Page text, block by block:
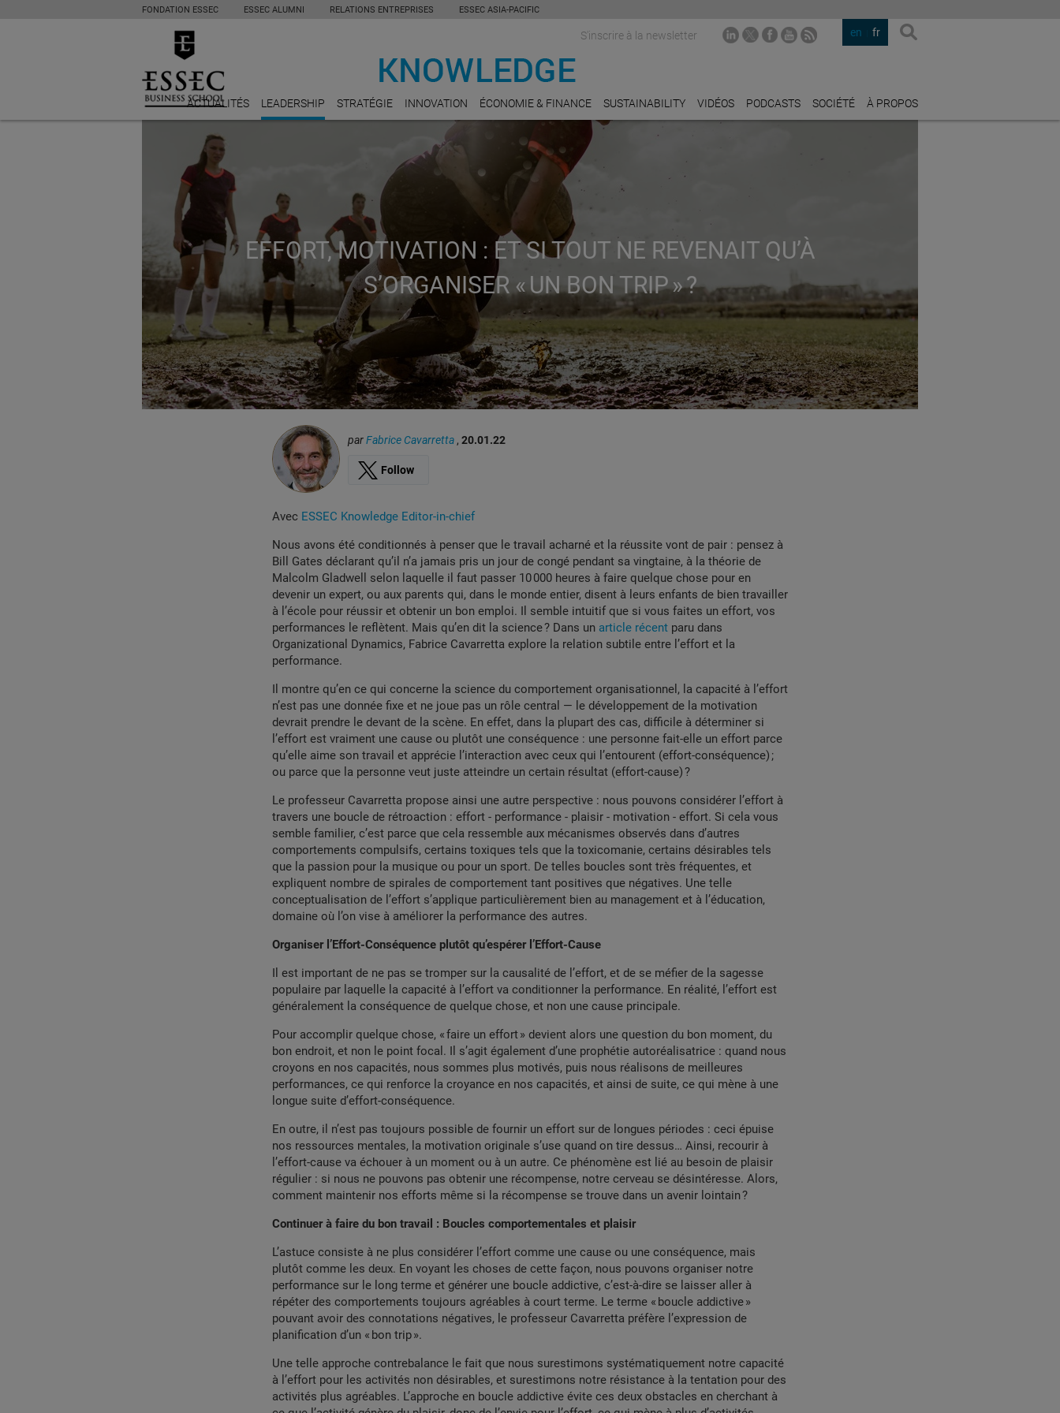
FONDATION ESSEC ESSEC ALUMNI RELATIONS ENTREPRISES ESSEC ASIA-PACIFIC
en fr
S'inscrire à la newsletter
ACTUALITÉS LEADERSHIP STRATÉGIE INNOVATION ÉCONOMIE & FINANCE SUSTAINABILITY VIDÉOS PODCASTS SOCIÉTÉ À PROPOS
EFFORT, MOTIVATION : ET SI TOUT NE REVENAIT QU’À
S’ORGANISER « UN BON TRIP » ?
parFabrice Cavarretta , 20.01.22
Follow
Avec ESSEC Knowledge Editor-in-chief
Nous avons été conditionnés à penser que le travail acharné et la réussite vont de pair : pensez à
Bill Gates déclarant qu’il n’a jamais pris un jour de congé pendant sa vingtaine, à la théorie de
Malcolm Gladwell selon laquelle il faut passer 10 000 heures à faire quelque chose pour en
devenir un expert, ou aux parents qui, dans le monde entier, disent à leurs enfants de bien travailler
à l’école pour réussir et obtenir un bon emploi. Il semble intuitif que si vous faites un effort, vos
performances le reflètent. Mais qu’en dit la science ? Dans un article récent paru dans
Organizational Dynamics, Fabrice Cavarretta explore la relation subtile entre l’effort et la
performance.
Il montre qu’en ce qui concerne la science du comportement organisationnel, la capacité à l’effort
n’est pas une donnée fixe et ne joue pas un rôle central — le développement de la motivation
devrait prendre le devant de la scène. En effet, dans la plupart des cas, difficile à déterminer si
l’effort est vraiment une cause ou plutôt une conséquence : une personne fait-elle un effort parce
qu’elle aime son travail et apprécie l’interaction avec ceux qui l’entourent (effort-conséquence) ;
ou parce que la personne veut juste atteindre un certain résultat (effort-cause) ?
Le professeur Cavarretta propose ainsi une autre perspective : nous pouvons considérer l’effort à
travers une boucle de rétroaction : effort - performance - plaisir - motivation - effort. Si cela vous
semble familier, c’est parce que cela ressemble aux mécanismes observés dans d’autres
comportements compulsifs, certains toxiques tels que la toxicomanie, certains désirables tels
que la passion pour la musique ou pour un sport. De telles boucles sont très fréquentes, et
expliquent nombre de spirales de comportement tant positives que négatives. Une telle
conceptualisation de l’effort s’applique particulièrement bien au management et à l’éducation,
domaine où l’on vise à améliorer la performance des autres.
Organiser l’Effort-Conséquence plutôt qu’espérer l’Effort-Cause
Il est important de ne pas se tromper sur la causalité de l’effort, et de se méfier de la sagesse
populaire par laquelle la capacité à l’effort va conditionner la performance. En réalité, l’effort est
généralement la conséquence de quelque chose, et non une cause principale.
Pour accomplir quelque chose, « faire un effort » devient alors une question du bon moment, du
bon endroit, et non le point focal. Il s’agit également d’une prophétie autoréalisatrice : quand nous
croyons en nos capacités, nous sommes plus motivés, puis nous réalisons de meilleures
performances, ce qui renforce la croyance en nos capacités, et ainsi de suite, ce qui mène à une
longue suite d’effort-conséquence.
En outre, il n’est pas toujours possible de fournir un effort sur de longues périodes : ceci épuise
nos ressources mentales, la motivation originale s’use quand on tire dessus… Ainsi, recourir à
l’effort-cause va échouer à un moment ou à un autre. Ce phénomène est lié au besoin de plaisir
régulier : si nous ne pouvons pas obtenir une récompense, notre cerveau se désintéresse. Alors,
comment maintenir nos efforts même si la récompense se trouve dans un avenir lointain ?
Continuer à faire du bon travail : Boucles comportementales et plaisir
L’astuce consiste à ne plus considérer l’effort comme une cause ou une conséquence, mais
plutôt comme les deux. En voyant les choses de cette façon, nous pouvons organiser notre
performance sur le long terme et générer une boucle addictive, c’est-à-dire se laisser aller à
répéter des comportements toujours agréables à court terme. Le terme « boucle addictive »
pouvant avoir des connotations négatives, le professeur Cavarretta préfère l’expression de
planification d’un « bon trip ».
Une telle approche contrebalance le fait que nous surestimons systématiquement notre capacité
à l’effort pour les activités non désirables, et surestimons notre résistance à la tentation pour des
activités plus agréables. L’approche en boucle addictive évite ces deux obstacles en cherchant à